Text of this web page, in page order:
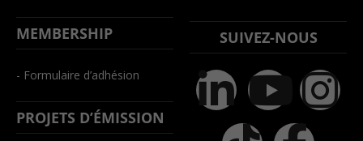
MEMBERSHIP
- Formulaire d’adhésion
PROJETS D’ÉMISSION
SUIVEZ-NOUS